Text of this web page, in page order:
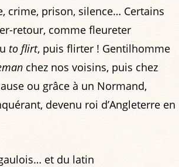
crime, prison, silence… Certains
retour, comme fleureter
to flirt, puis flirter ! Gentilhomme
chez nos voisins, puis chez
ou grâce à un Normand,
devenu roi d’Angleterre en
et du latin